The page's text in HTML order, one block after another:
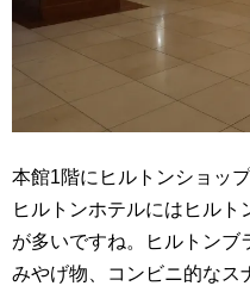
本館1階にヒルトンショッ
ヒルトンホテルにはヒルト
が多いですね。ヒルトンブ
みやげ物、コンビニ的なス